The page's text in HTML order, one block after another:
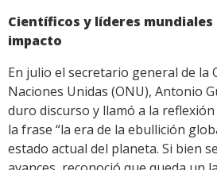
Científicos y líderes
impacto
En julio el secretario general de la
Naciones Unidas (ONU), Antonio
duro discurso y llamó a la
la frase “la era de la ebullición
estado actual del planeta. Si bien